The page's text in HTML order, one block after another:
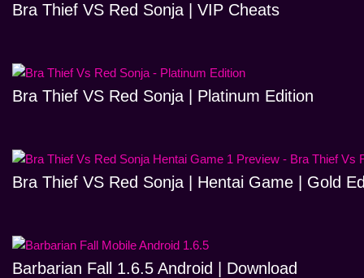
Bra Thief VS Red Sonja | VIP Cheats
Bra Thief VS Red Sonja | Platinum Edition
Bra Thief VS Red Sonja | Hentai Game | Gold
Barbarian Fall 1.6.5 Android | Download